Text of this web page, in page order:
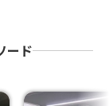
ード